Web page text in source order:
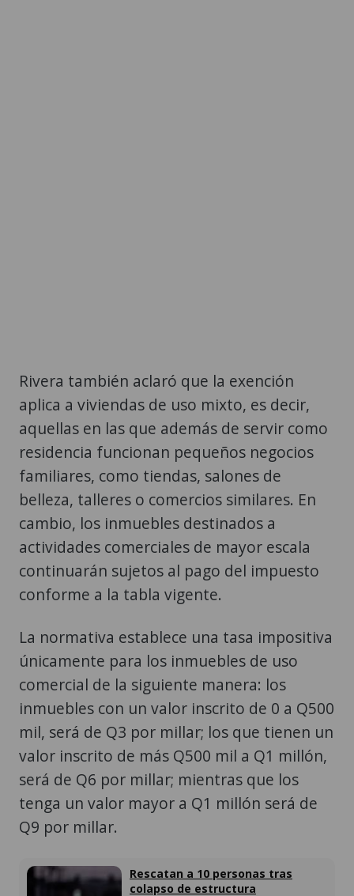
Rivera también aclaró que la exención
aplica a viviendas de uso mixto, es decir,
aquellas en las que además de servir como
residencia funcionan pequeños negocios
familiares, como tiendas, salones de
belleza, talleres o comercios similares. En
cambio, los inmuebles destinados a
actividades comerciales de mayor escala
continuarán sujetos al pago del impuesto
conforme a la tabla vigente.
La normativa establece una tasa impositiva
únicamente para los inmuebles de uso
comercial de la siguiente manera: los
inmuebles con un valor inscrito de 0 a Q500
mil, será de Q3 por millar; los que tienen un
valor inscrito de más Q500 mil a Q1 millón,
será de Q6 por millar; mientras que los
tenga un valor mayor a Q1 millón será de
Q9 por millar.
Rescatan a 10 personas tras
colapso de estructura